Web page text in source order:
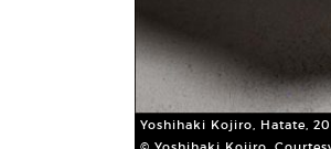
Yoshihaki Kojiro, Hatate,